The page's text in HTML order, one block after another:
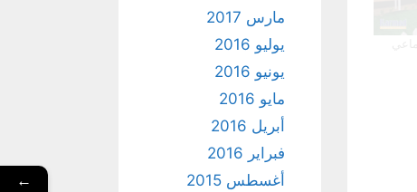
مارس 2017
يوليو 2016
يونيو 2016
مايو 2016
أبريل 2016
فبراير 2016
أغسطس 2015
←